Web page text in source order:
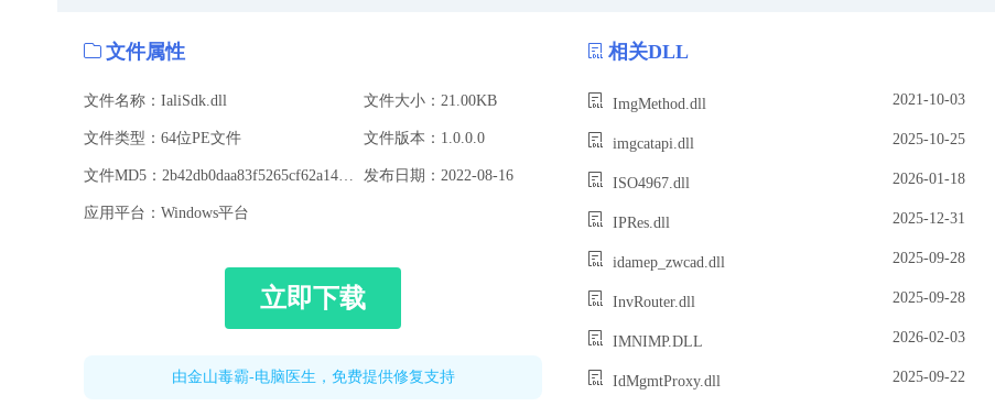
文件属性
文件名称：IaliSdk.dll 文件大小：21.00KB
文件类型：64位PE文件 文件版本：1.0.0.0
发布日期：2022-08-16
应用平台：Windows平台
立即下载
由金山毒霸-电脑医生，免费提供修复支持
相关DLL
ImgMethod.dll 2021-10-03
imgcatapi.dll 2025-10-25
ISO4967.dll 2026-01-18
IPRes.dll 2025-12-31
idamep_zwcad.dll 2025-09-28
InvRouter.dll 2025-09-28
IMNIMP.DLL 2026-02-03
IdMgmtProxy.dll 2025-09-22